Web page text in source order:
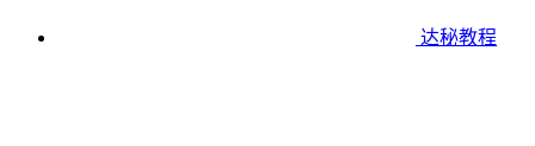
达秘教程